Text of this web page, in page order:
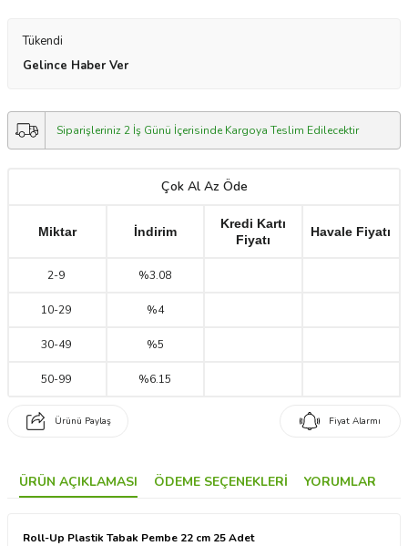
Tükendi
Gelince Haber Ver
Siparişleriniz 2 İş Günü İçerisinde Kargoya Teslim Edilecektir
Çok Al Az Öde
Miktar İndirim
Kredi Kartı
Fiyatı
Havale Fiyatı
2-9 %3.08
10-29 %4
30-49 %5
50-99 %6.15
Ürünü Paylaş Fiyat Alarmı
ÜRÜN AÇIKLAMASI ÖDEME SEÇENEKLERI YORUMLAR
Roll-Up Plastik Tabak Pembe 22 cm 25 Adet